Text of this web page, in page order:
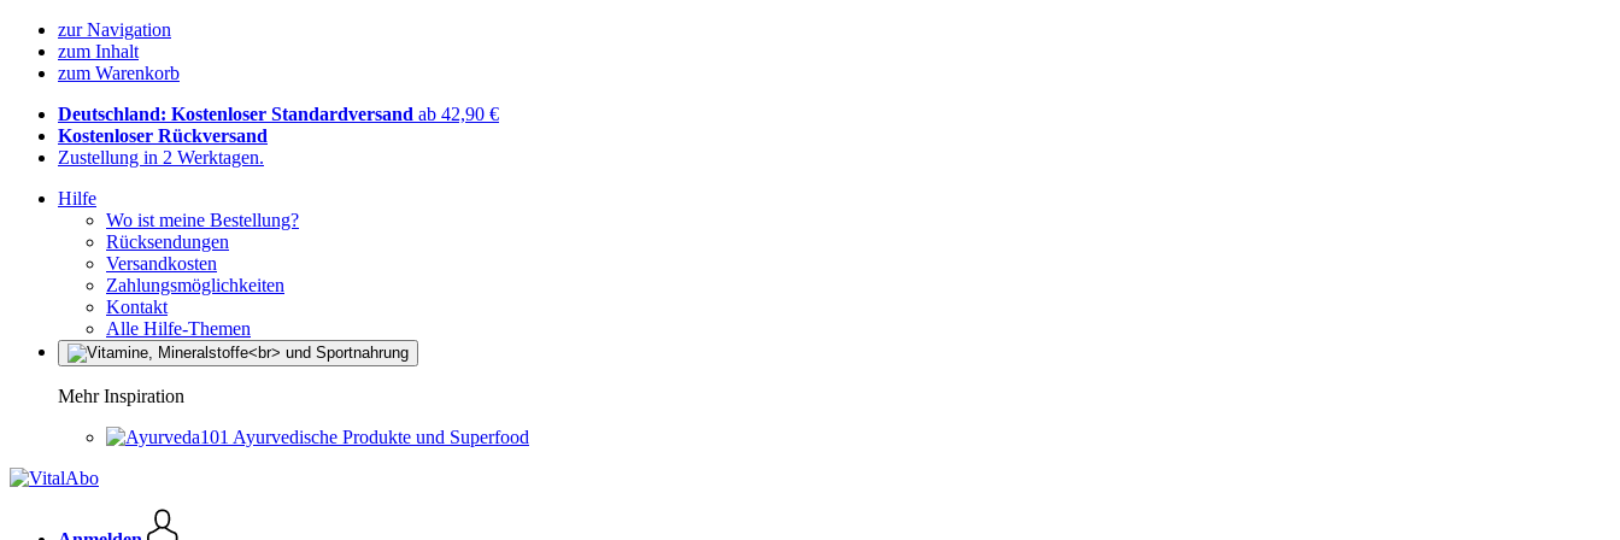
zur Navigation
zum Inhalt
zum Warenkorb
Deutschland: Kostenloser Standardversand ab 42,90 €
Kostenloser Rückversand
Zustellung in 2 Werktagen.
Hilfe
Wo ist meine Bestellung?
Rücksendungen
Versandkosten
Zahlungsmöglichkeiten
Kontakt
Alle Hilfe-Themen
Mehr Inspiration
Ayurvedische Produkte und Superfood